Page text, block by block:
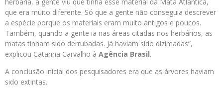
que era muito diferente. Só que a gente não conseguia descrever
a espécie porque os materiais eram muito antigos e poucos.
Também, quando a gente ia nas áreas citadas nos herbários, as
matas tinham sido derrubadas. Já haviam sido dizimadas”,
explicou Catarina Carvalho à Agência Brasil.
A conclusão inicial dos pesquisadores era que as árvores haviam
sido extintas.